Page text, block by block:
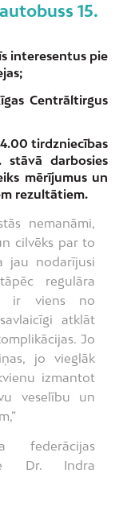
15.
interesentus pie
Centrāltirgus
tirdzniecības
stāvā darbosies
mērījumus un
rezultātiem.
nemanāmi,
cilvēks par to
jau nodarījusi
regulāra
ir viens no
atklāt
Jo
jo vieglāk
izmantot
veselību un
federācijas
Dr. Indra